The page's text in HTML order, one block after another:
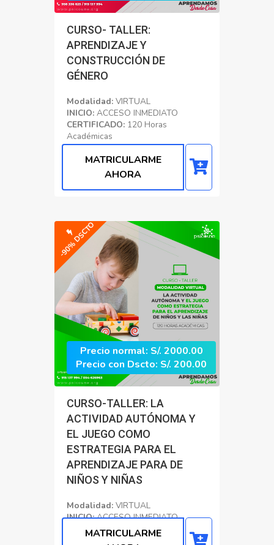
CURSO- TALLER:
APRENDIZAJE Y
CONSTRUCCIÓN DE
GÉNERO
Modalidad: VIRTUAL
INICIO: ACCESO INMEDIATO
CERTIFICADO: 120 Horas
Académicas
Educacion
MATRICULARME
AHORA
-90% DSCTO
Precio normal: S/. 2000.00
Precio con Dscto: S/. 200.00
CURSO-TALLER: LA
ACTIVIDAD AUTÓNOMA Y
EL JUEGO COMO
ESTRATEGIA PARA EL
APRENDIZAJE PARA DE
NIÑOS Y NIÑAS
Modalidad: VIRTUAL
INICIO:ACCESO INMEDIATO
CERTIFICADO: 120 Horas
Académicas
MATRICULARME